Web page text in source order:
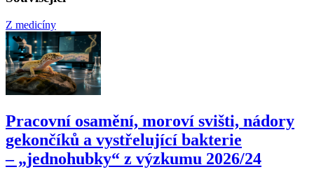
Z medicíny
Pracovní osamění, moroví svišti, nádory
gekončíků a vystřelující bakterie
–⁠ „jednohubky“ z výzkumu 2026/24